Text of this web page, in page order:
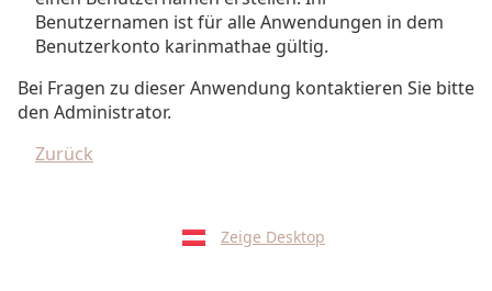
Benutzernamen ist für alle Anwendungen in dem
Benutzerkonto karinmathae gültig.
Bei Fragen zu dieser Anwendung kontaktieren Sie bitte
den Administrator.
Zurück
Zeige Desktop